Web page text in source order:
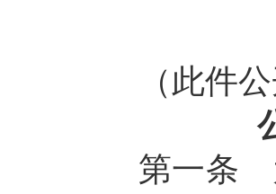
（此件公
第一条 为